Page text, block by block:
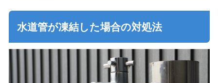
水道管が凍結した場合の対処法